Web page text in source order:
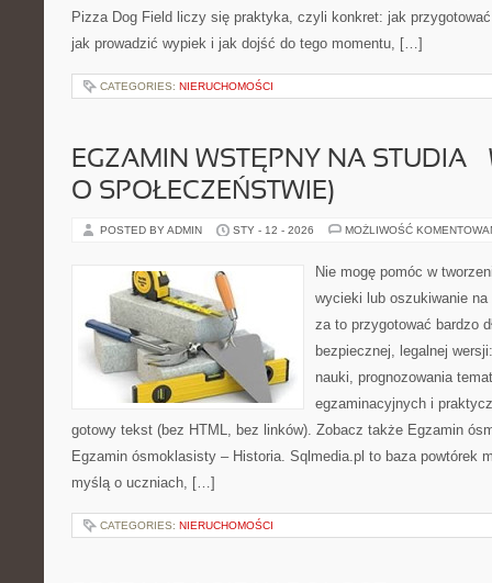
Pizza Dog Field liczy się praktyka, czyli konkret: jak
jak prowadzić wypiek i jak dojść do tego momentu, […]
CATEGORIES: NIERUCHOMOŚCI
EGZAMIN WSTĘPNY NA STUDIA
O SPOŁECZEŃSTWIE)
POSTED BY ADMIN STY - 12 - 2026 MOŻLIWOŚĆ
Nie mogę pomóc w
wycieki lub oszukiwanie na
za to przygotować bardzo
bezpiecznej, legalnej
nauki, prognozowania
egzaminacyjnych i
gotowy tekst (bez HTML, bez linków). Zobacz także Egzamin
Egzamin ósmoklasisty – Historia. Sqlmedia.pl to baza powtórek
myślą o uczniach, […]
CATEGORIES: NIERUCHOMOŚCI